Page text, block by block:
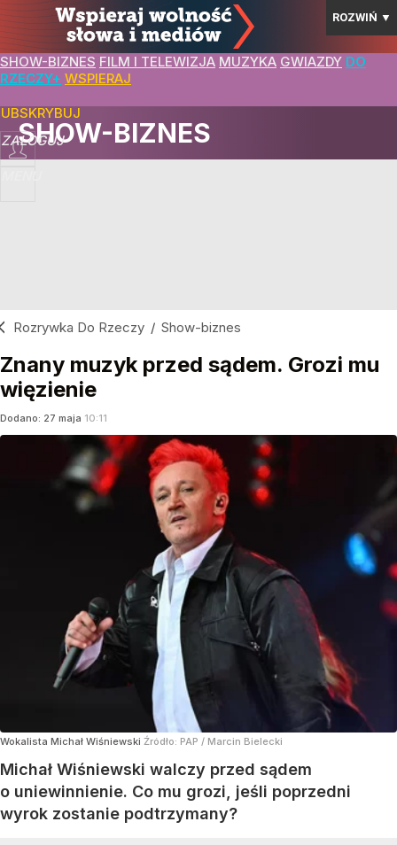
ROZWIŃ ▼
SHOW-BIZNES FILM I TELEWIZJA MUZYKA GWIAZDY DO
RZECZY+ WSPIERAJ
ZALOGUJ
SHOW-BIZNES
Rozrywka Do Rzeczy / Show-biznes
Znany muzyk przed sądem. Grozi mu
więzienie
Dodano: 27 maja 10:11
Wokalista Michał Wiśniewski Źródło: PAP / Marcin Bielecki
Michał Wiśniewski walczy przed sądem
o uniewinnienie. Co mu grozi, jeśli poprzedni
wyrok zostanie podtrzymany?